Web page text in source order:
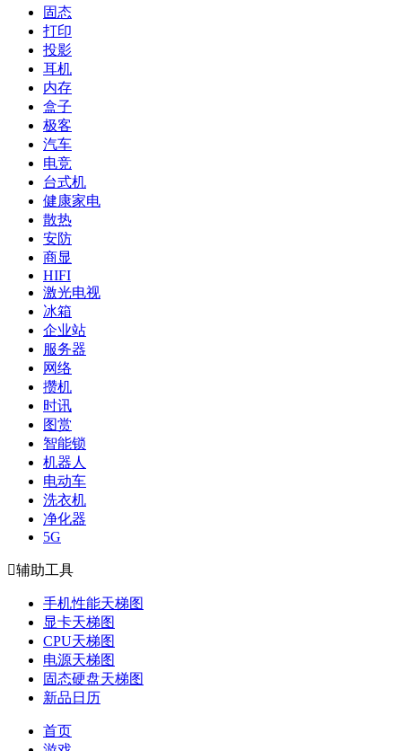
固态
打印
投影
耳机
内存
盒子
极客
汽车
电竞
台式机
健康家电
散热
安防
商显
HIFI
激光电视
冰箱
企业站
服务器
网络
攒机
时讯
图赏
智能锁
机器人
电动车
洗衣机
净化器
5G
辅助工具
手机性能天梯图
显卡天梯图
CPU天梯图
电源天梯图
固态硬盘天梯图
新品日历
首页